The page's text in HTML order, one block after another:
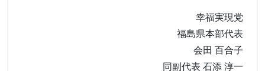
幸福実現党
福島県本部代表
会田 百合子
同副代表 石添 淳一